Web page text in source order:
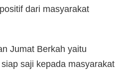
dari masyarakat
Jumat Berkah yaitu
saji kepada masyarakat